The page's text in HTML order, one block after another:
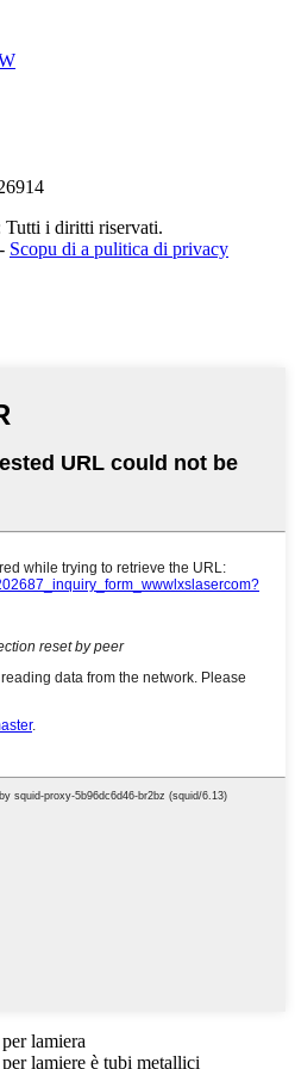
i diritti riservati.
- Scopu di a pulitica di privacy
lamiera
lamiere è tubi metallici